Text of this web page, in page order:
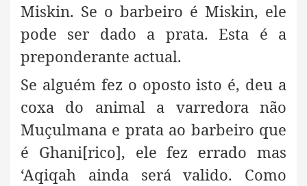
Miskin. Se o barbeiro é Miskin, ele
pode ser dado a prata. Esta é a
preponderante actual.
Se alguém fez o oposto isto é, deu a
coxa do animal a varredora não
Muçulmana e prata ao barbeiro que
é Ghani[rico], ele fez errado mas
‘Aqiqah ainda será valido. Como